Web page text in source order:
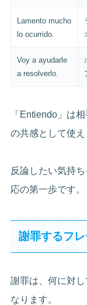
Lamento mucho
lo ocurrido.
Voy a ayudarle
a resolverlo.
「Entiendo」は
の共感として使え
反論したい気持
応の第一歩です。
謝罪するフ
謝罪は、何に対
なります。